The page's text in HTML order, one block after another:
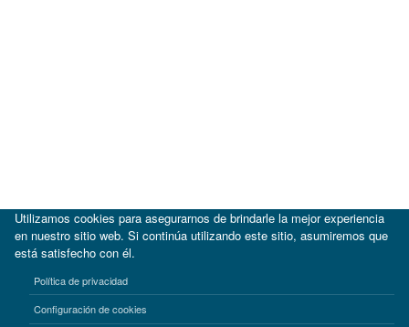
Términos de uso Aviso de privacidad
Utilizamos cookies para asegurarnos de brindarle la mejor experiencia
en nuestro sitio web. Si continúa utilizando este sitio, asumiremos que
está satisfecho con él.
Política de privacidad
Configuración de cookies